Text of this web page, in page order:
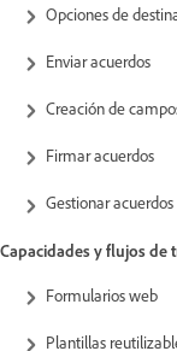
Opciones de
Enviar acuerdos
Creación de
Firmar acuerdos
Gestionar acuerdos
Capacidades y flujos de
Formularios web
Plantillas